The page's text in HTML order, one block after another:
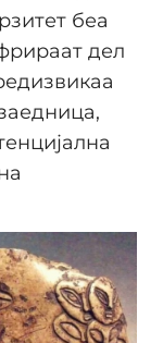
беа
дел